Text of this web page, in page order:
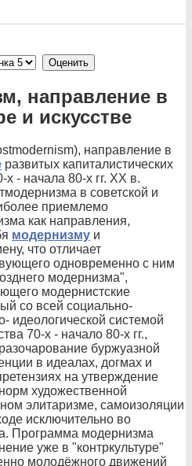
направление в
и искусстве
направление в
развитых капиталистических
- начала 80-х гг. XX в.
в советской и
приемлемо
как направления,
модернизму и
что отличает
одновременно с ним
модернизма",
модернистские
со всей социально-
идеологической системой
70-х - начало 80-х гг.,
буржуазной
в идеалах, догмах и
на утверждение
художественной
элитаризме, самоизоляции
исключительно во
Программа модернизма
уже в "контркультуре"
молодёжного движений